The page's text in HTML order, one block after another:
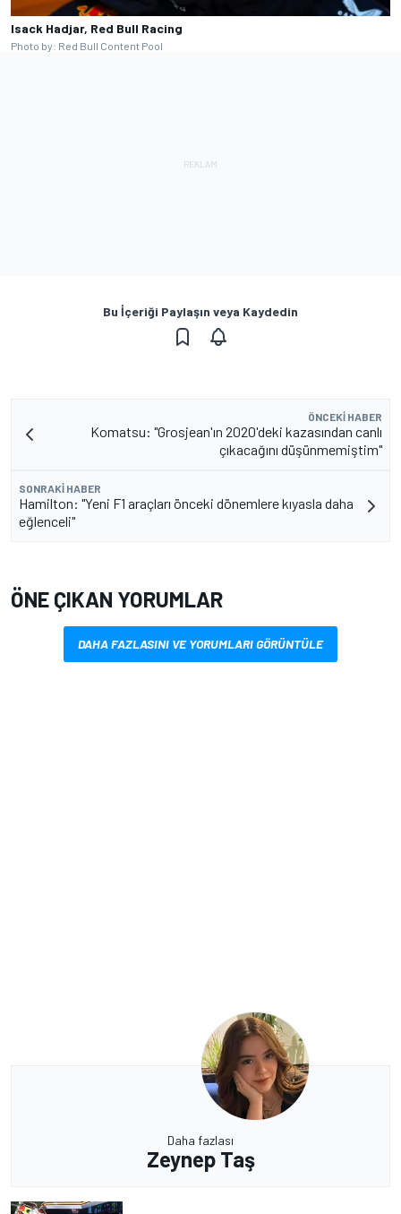
Isack Hadjar, Red Bull Racing
Photo by: Red Bull Content Pool
Bu İçeriği Paylaşın veya Kaydedin
ÖNCEKI HABER
Komatsu: "Grosjean'ın 2020'deki kazasından canlı
çıkacağını düşünmemiştim"
SONRAKI HABER
Hamilton: "Yeni F1 araçları önceki dönemlere kıyasla daha
eğlenceli"
ÖNE ÇIKAN YORUMLAR
DAHA FAZLASINI VE YORUMLARI GÖRÜNTÜLE
Daha fazlası
Zeynep Taş